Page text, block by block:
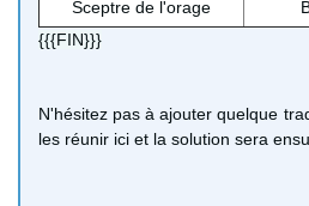
Sceptre de l'orage
{{{FIN}}}
N'hésitez pas à ajouter quelque
les réunir ici et la solution sera